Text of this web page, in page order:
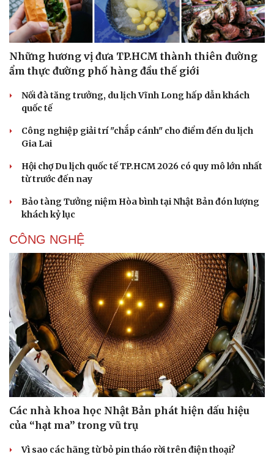
Nhi khoa
Nam khoa
Làm đẹp - giảm cân
Phòng mạch online
Ăn sạch sống khỏe
Những hương vị đưa TP.HCM thành thiên đường
ẩm thực đường phố hàng đầu thế giới
Nối đà tăng trưởng, du lịch Vĩnh Long hấp dẫn khách
quốc tế
Công nghiệp giải trí "chắp cánh" cho điểm đến du lịch
Gia Lai
Hội chợ Du lịch quốc tế TP.HCM 2026 có quy mô lớn nhất
từ trước đến nay
Bảo tàng Tưởng niệm Hòa bình tại Nhật Bản đón lượng
khách kỷ lục
CÔNG NGHỆ
Các nhà khoa học Nhật Bản phát hiện dấu hiệu
của “hạt ma” trong vũ trụ
Vì sao các hãng từ bỏ pin tháo rời trên điện thoại?